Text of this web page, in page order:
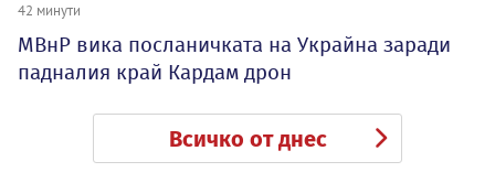
42 минути
МВнР вика посланичката на Украйна заради
падналия край Кардам дрон
Всичко от днес